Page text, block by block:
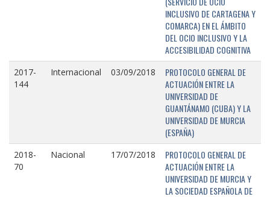
INCLUSIVO DE CARTAGENA Y
COMARCA) EN EL ÁMBITO
DEL OCIO INCLUSIVO Y LA
ACCESIBILIDAD COGNITIVA
2017-
144
Internacional 03/09/2018
PROTOCOLO GENERAL DE
ACTUACIÓN ENTRE LA
UNIVERSIDAD DE
GUANTÁNAMO (CUBA) Y LA
UNIVERSIDAD DE MURCIA
(ESPAÑA)
2018-
70
Nacional 17/07/2018
PROTOCOLO GENERAL DE
ACTUACIÓN ENTRE LA
UNIVERSIDAD DE MURCIA Y
LA SOCIEDAD ESPAÑOLA DE